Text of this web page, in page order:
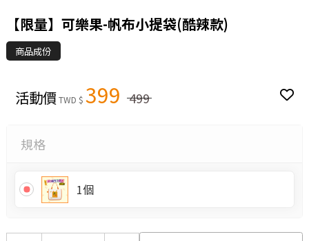
【限量】可樂果-帆布小提袋(酷辣款)
商品成份
活動價TWD $ 399 499
規格
1個